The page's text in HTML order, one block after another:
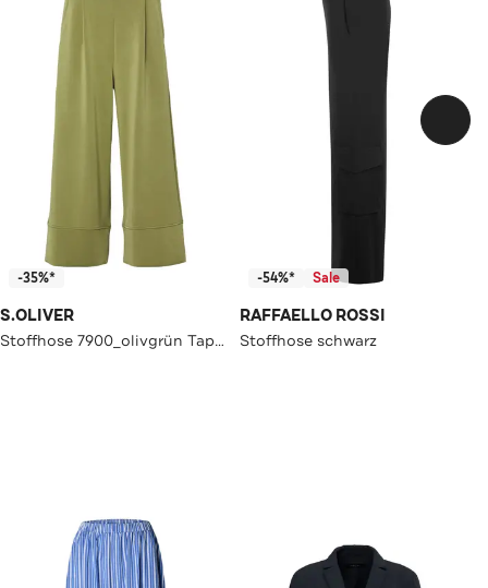
-35%*
S.OLIVER
Stoffhose 7900_olivgrün Tapered
-54%* Sale
RAFFAELLO ROSSI
Stoffhose schwarz